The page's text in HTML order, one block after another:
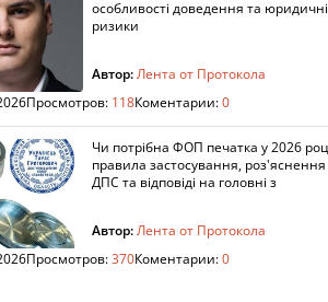
особливості доведення та юридичні
ризики
Автор:Лента от Протокола
Просмотров: 118Коментарии:0
Чи потрібна ФОП печатка у 2026
правила застосування, роз'яснення
ДПС та відповіді на головні з
Автор:Лента от Протокола
Просмотров:370Коментарии:0